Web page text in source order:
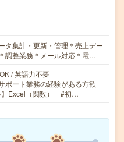
タ集計・更新・管理＊売上デー
調整業務＊メール対応＊電…
/ 英語力不要
ート業務の経験がある方歓
】Excel（関数） #初…